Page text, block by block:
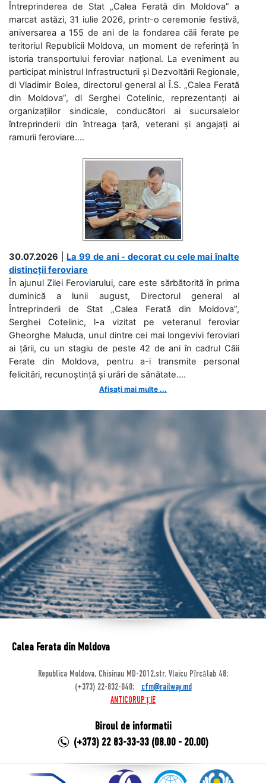
Întreprinderea de Stat „Calea Ferată din Moldova” a
marcat astăzi, 31 iulie 2026, printr-o ceremonie festivă,
aniversarea a 155 de ani de la fondarea căii ferate pe
teritoriul Republicii Moldova, un moment de referință în
istoria transportului feroviar național. La eveniment au
participat ministrul Infrastructurii și Dezvoltării Regionale,
dl Vladimir Bolea, directorul general al Î.S. „Calea Ferată
din Moldova”, dl Serghei Cotelinic, reprezentanți ai
organizațiilor sindicale, conducători ai sucursalelor
întreprinderii din întreaga țară, veterani și angajați ai
ramurii feroviare....
30.07.2026
La 99 de ani - decorat cu cele mai înalte
distincții feroviare
În ajunul Zilei Feroviarului, care este sărbătorită în prima
duminică a lunii august, Directorul general al
Întreprinderii de Stat „Calea Ferată din Moldova”,
Serghei Cotelinic, l-a vizitat pe veteranul feroviar
Gheorghe Maluda, unul dintre cei mai longevivi feroviari
ai țării, cu un stagiu de peste 42 de ani în cadrul Căii
Ferate din Moldova, pentru a-i transmite personal
felicitări, recunoștință și urări de sănătate....
Afișați mai multe ...
Calea Ferata din Moldova
Republica Moldova, Chisinau MD-2012,str. Vlaicu Pîrcălab 48;
(+373) 22-832-040;
cfm@railway.md
ANTICORUPȚIE
Biroul de informatii
(+373) 22 83-33-33 (08.00 - 20.00)